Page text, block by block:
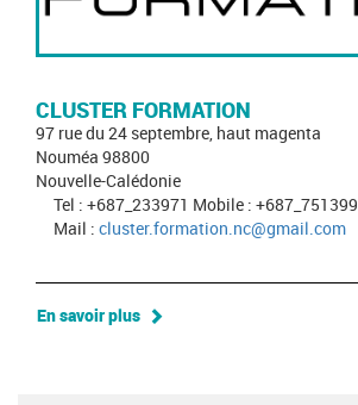
CLUSTER FORMATION
97 rue du 24 septembre, haut magenta
Nouméa 98800
Nouvelle-Calédonie
Tel : +687_233971 Mobile : +687_751399
Mail : cluster.formation.nc@gmail.com
En savoir plus